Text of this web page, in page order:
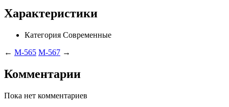
Характеристики
Категория Современные
← M-565 M-567 →
Комментарии
Пока нет комментариев